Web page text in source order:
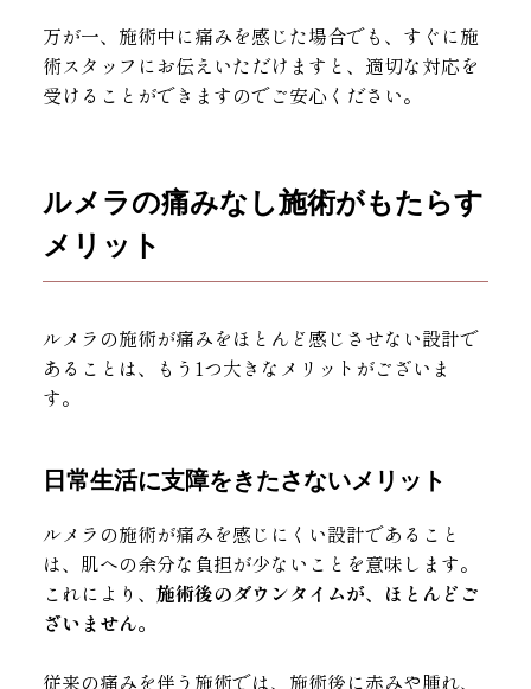
万が一、施術中に痛みを感じた場合でも、すぐに施
術スタッフにお伝えいただけますと、適切な対応を
受けることができますのでご安心ください。
ルメラの痛みなし施術がもたらす
メリット
ルメラの施術が痛みをほとんど感じさせない設計で
あることは、もう1つ大きなメリットがございま
す。
日常生活に支障をきたさないメリット
ルメラの施術が痛みを感じにくい設計であること
は、肌への余分な負担が少ないことを意味します。
これにより、施術後のダウンタイムが、ほとんどご
ざいません。
従来の痛みを伴う施術では、施術後に赤みや腫れ、